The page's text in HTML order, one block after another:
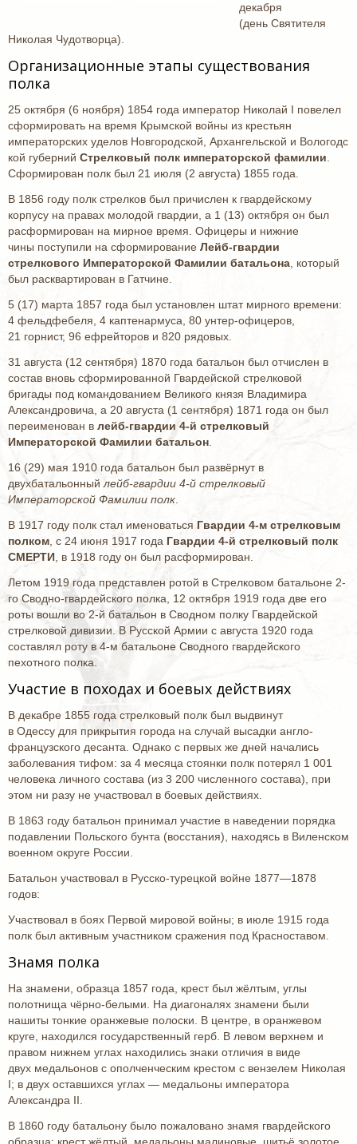
декабря
(день Святителя
Николая Чудотворца).
Организационные этапы существования
полка
25 октября (6 ноября) 1854 года император Николай I повелел
сформировать на время Крымской войны из крестьян
императорских уделов Новгородской, Архангельской и Вологодс
кой губерний Стрелковый полк императорской фамилии
Сформирован полк был 21 июля (2 августа) 1855 года.
В 1856 году полк стрелков был причислен к гвардейскому
корпусу на правах молодой гвардии, а 1 (13) октября он был
расформирован на мирное время. Офицеры и нижние
чины поступили на сформирование Лейб-гвардии
стрелкового Императорской Фамилии батальона , который
был расквартирован в Гатчине.
5 (17) марта 1857 года был установлен штат мирного времени:
4 фельдфебеля, 4 каптенармуса, 80 унтер-офицеров,
21 горнист, 96 ефрейторов и 820 рядовых.
31 августа (12 сентября) 1870 года батальон был отчислен в
состав вновь сформированной Гвардейской стрелковой
бригады под командованием Великого князя Владимира
Александровича, а 20 августа (1 сентября) 1871 года он был
переименован в лейб-гвардии 4-й стрелковый
Императорской Фамилии батальон
16 (29) мая 1910 года батальон был развёрнут в
двухбатальонный лейб-гвардии 4-й стрелковый
Императорской Фамилии полк
В 1917 году полк стал именоваться Гвардии 4-м стрелковым
полком , с 24 июня 1917 года Гвардии 4-й стрелковый полк
СМЕРТИ , в 1918 году он был расформирован.
Летом 1919 года представлен ротой в Стрелковом батальоне 2-
го Сводно-гвардейского полка, 12 октября 1919 года две его
роты вошли во 2-й батальон в Сводном полку Гвардейской
стрелковой дивизии. В Русской Армии с августа 1920 года
составлял роту в 4-м батальоне Сводного гвардейского
пехотного полка.
Участие в походах и боевых действиях
В декабре 1855 года стрелковый полк был выдвинут
в Одессу для прикрытия города на случай высадки англо-
французского десанта. Однако с первых же дней начались
заболевания тифом: за 4 месяца стоянки полк потерял 1 001
человека личного состава (из 3 200 численного состава), при
этом ни разу не участвовал в боевых действиях.
В 1863 году батальон принимал участие в наведении порядка
подавлении Польского бунта (восстания), находясь в Виленском
военном округе России.
Батальон участвовал в Русско-турецкой войне 1877—1878
годов:
Участвовал в боях Первой мировой войны; в июле 1915 года
полк был активным участником сражения под Красноставом.
Знамя полка
На знамени, образца 1857 года, крест был жёлтым, углы
полотнища чёрно-белыми. На диагоналях знамени были
нашиты тонкие оранжевые полоски. В центре, в оранжевом
круге, находился государственный герб. В левом верхнем и
правом нижнем углах находились знаки отличия в виде
двух медальонов с ополченческим крестом с вензелем Николая
I; в двух оставшихся углах — медальоны императора
Александра II.
В 1860 году батальону было пожаловано знамя гвардейского